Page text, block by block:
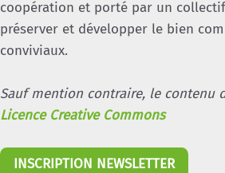
coopération et porté par un
préserver et développer le bien
conviviaux.
Sauf mention contraire, le contenu
Licence Creative Commons
INSCRIPTION NEWSLETTER